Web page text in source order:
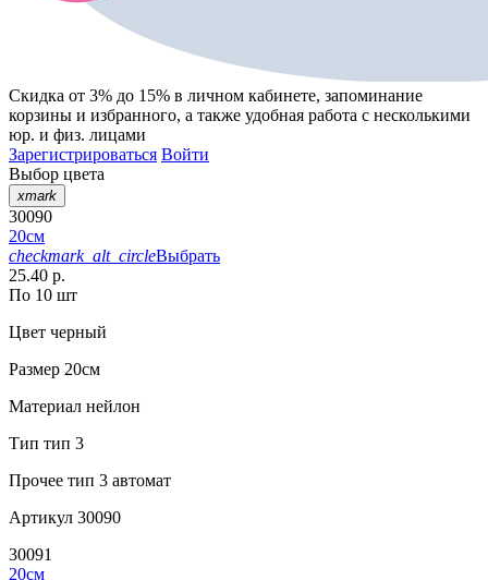
Скидка от 3% до 15% в личном кабинете, запоминание
корзины и избранного, а также удобная работа с несколькими
юр. и физ. лицами
Зарегистрироваться Войти
Выбор цвета
xmark
30090
20см
checkmark_alt_circleВыбрать
25.40 р.
По 10 шт
Цвет черный
Размер 20см
Материал нейлон
Тип тип 3
Прочее тип 3 автомат
Артикул 30090
30091
20см